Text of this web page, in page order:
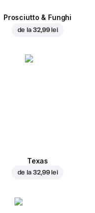
Prosciutto & Funghi
de la 32,99 lei
Texas
de la 32,99 lei